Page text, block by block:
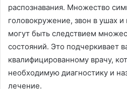
распознавания. Множество
головокружение, звон в ушах
могут быть следствием
состояний. Это подчеркивает
квалифицированному врачу,
необходимую диагностику и
лечение.